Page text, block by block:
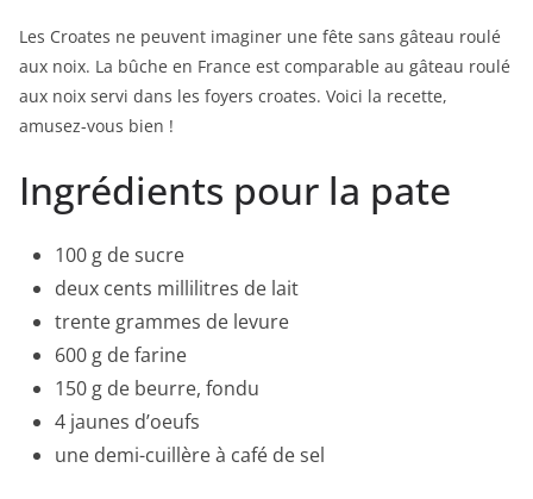
Les Croates ne peuvent imaginer une fête sans gâteau roulé
aux noix. La bûche en France est comparable au gâteau roulé
aux noix servi dans les foyers croates. Voici la recette,
amusez-vous bien !
Ingrédients pour la pate
100 g de sucre
deux cents millilitres de lait
trente grammes de levure
600 g de farine
150 g de beurre, fondu
4 jaunes d’oeufs
une demi-cuillère à café de sel